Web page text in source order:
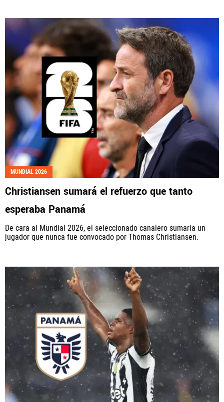
MUNDIAL 2026
Christiansen sumará el refuerzo que tanto
esperaba Panamá
De cara al Mundial 2026, el seleccionado canalero sumaría un
jugador que nunca fue convocado por Thomas Christiansen.